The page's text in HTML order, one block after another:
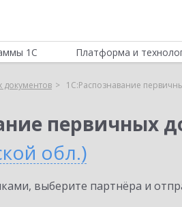
1С Платформа и
документов 1С:Распознавание
первичных
обл.)
выберите партнёра и